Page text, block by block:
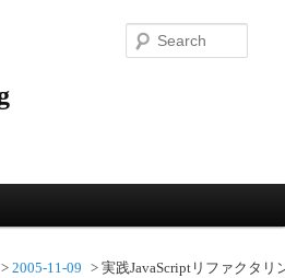
2005-11-09 実践JavaScriptリファクタリ